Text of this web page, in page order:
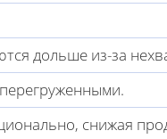
дольше из-за
снижая